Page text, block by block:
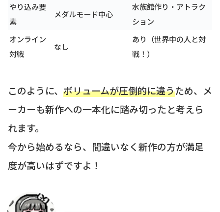
やり込み要
素
メダルモード中心
水族館作り・アトラク
ション
オンライン
対戦
なし
あり（世界中の人と対
戦！）
このように、 ボリュームが圧倒的に違うため、メ
ーカーも新作への一本化に踏み切ったと考えら
れます。
今から始めるなら、間違いなく新作の方が満足
度が高いはずですよ！